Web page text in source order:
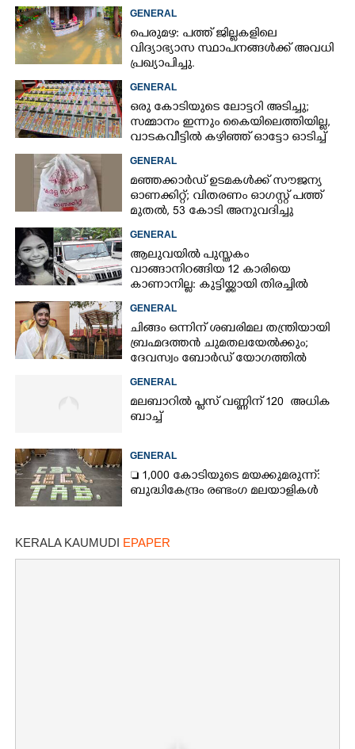
GENERAL
പെരുമഴ: പത്ത് ജില്ലകളിലെ
വിദ്യാഭ്യാസ സ്ഥാപനങ്ങൾക്ക് അവധി
പ്രഖ്യാപിച്ചു.
GENERAL
ഒരു കോടിയുടെ ലോട്ടറി അടിച്ചു;
സമ്മാനം ഇന്നും കൈയിലെത്തിയില്ല,
വാടകവീട്ടിൽ കഴിഞ്ഞ് ഓട്ടോ ഓടിച്ച്
73കാരൻ
GENERAL
മഞ്ഞക്കാർഡ് ഉടമകൾക്ക് സൗജന്യ
ഓണക്കിറ്റ്; വിതരണം ഓഗസ്റ്റ് പത്ത്
മുതൽ, 53 കോടി അനുവദിച്ചു
GENERAL
ആലുവയിൽ പുസ്തകം
വാങ്ങാനിറങ്ങിയ 12 കാരിയെ
കാണാനില്ല: കുട്ടിയ്ക്കായി തിരച്ചിൽ
GENERAL
ചിങ്ങം ഒന്നിന് ശബരിമല തന്ത്രിയായി
ബ്രഹ്മദത്തൻ ചുമതലയേൽക്കും;
ദേവസ്വം ബോർഡ് യോഗത്തിൽ
തീരുമാനം
GENERAL
മലബാറിൽ പ്ലസ് വണ്ണിന് 120 അധിക
ബാച്ച്
GENERAL
 1,000 കോടിയുടെ മയക്കുമരുന്ന്:
ബുദ്ധികേന്ദ്രം രണ്ടംഗ മലയാളികൾ
KERALA KAUMUDI EPAPER